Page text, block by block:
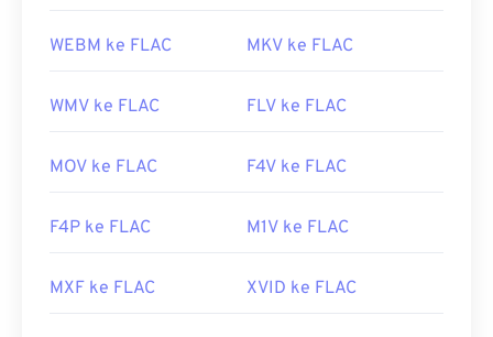
WEBM ke FLAC MKV ke FLAC
WMV ke FLAC FLV ke FLAC
MOV ke FLAC F4V ke FLAC
F4P ke FLAC M1V ke FLAC
MXF ke FLAC XVID ke FLAC